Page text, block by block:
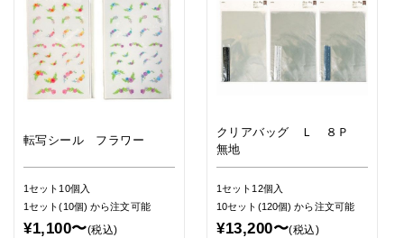
転写シール フラワー
1セット10個入
1セット(10個)から注文可能
¥1,100〜(税込)
クリアバッグ Ｌ ８Ｐ
無地
1セット12個入
10セット(120個)から注文可能
¥13,200〜(税込)